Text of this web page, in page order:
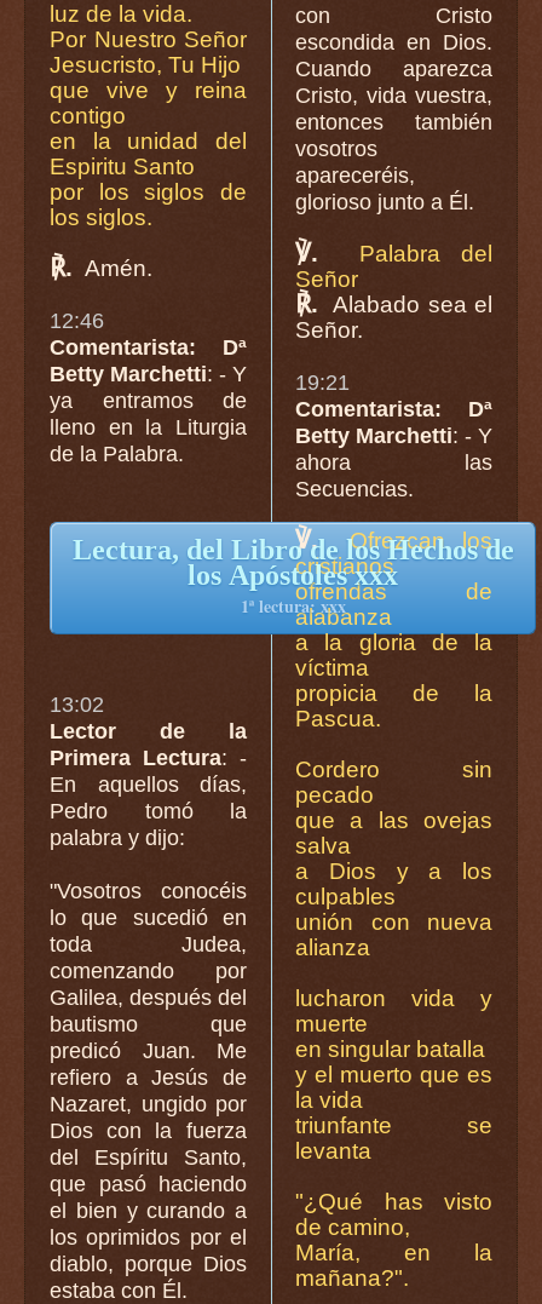
luz de la vida.
Por Nuestro Señor
Jesucristo, Tu Hijo
que vive y reina
contigo
en la unidad del
Espiritu Santo
por los siglos de
los siglos.
℟. Amén.
12:46
Comentarista: Dª
Betty Marchetti: - Y
ya entramos de
lleno en la Liturgia
de la Palabra.
Lectura, del Libro de los Hechos de
los Apóstoles xxx
1ª lectura: xxx
13:02
Lector de la
Primera Lectura: -
En aquellos días,
Pedro tomó la
palabra y dijo:
"Vosotros conocéis
lo que sucedió en
toda Judea,
comenzando por
Galilea, después del
bautismo que
predicó Juan. Me
refiero a Jesús de
Nazaret, ungido por
Dios con la fuerza
del Espíritu Santo,
que pasó haciendo
el bien y curando a
los oprimidos por el
diablo, porque Dios
estaba con Él.
con Cristo
escondida en Dios.
Cuando aparezca
Cristo, vida vuestra,
entonces también
vosotros
apareceréis,
glorioso junto a Él.
℣.
Palabra del
Señor
℟.
Alabado sea el
Señor.
19:21
Comentarista: Dª
Betty Marchetti: - Y
ahora las
Secuencias.
℣.
Ofrezcan los
cristianos
ofrendas de
alabanza
a la gloria de la
víctima
propicia de la
Pascua.
Cordero sin
pecado
que a las ovejas
salva
a Dios y a los
culpables
unión con nueva
alianza
lucharon vida y
muerte
en singular batalla
y el muerto que es
la vida
triunfante se
levanta
"¿Qué has visto
de camino,
María, en la
mañana?".